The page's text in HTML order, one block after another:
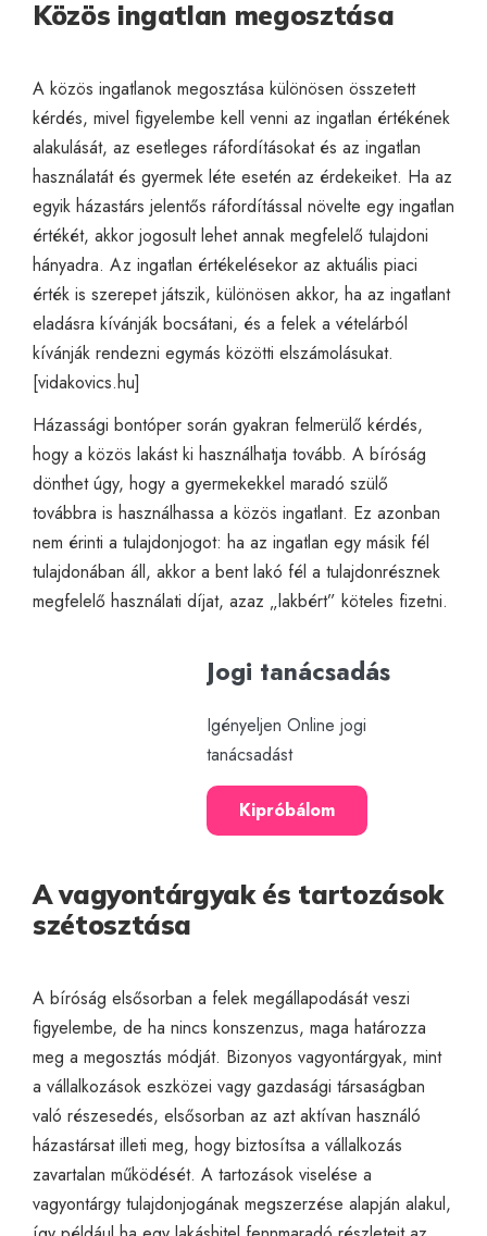
Közös ingatlan megosztása
A közös ingatlanok megosztása különösen összetett
kérdés, mivel figyelembe kell venni az ingatlan értékének
alakulását, az esetleges ráfordításokat és az ingatlan
használatát és gyermek léte esetén az érdekeiket. Ha az
egyik házastárs jelentős ráfordítással növelte egy ingatlan
értékét, akkor jogosult lehet annak megfelelő tulajdoni
hányadra. Az ingatlan értékelésekor az aktuális piaci
érték is szerepet játszik, különösen akkor, ha az ingatlant
eladásra kívánják bocsátani, és a felek a vételárból
kívánják rendezni egymás közötti elszámolásukat.
[vidakovics.hu]
Házassági bontóper során gyakran felmerülő kérdés,
hogy a közös lakást ki használhatja tovább. A bíróság
dönthet úgy, hogy a gyermekekkel maradó szülő
továbbra is használhassa a közös ingatlant. Ez azonban
nem érinti a tulajdonjogot: ha az ingatlan egy másik fél
tulajdonában áll, akkor a bent lakó fél a tulajdonrésznek
megfelelő használati díjat, azaz „lakbért” köteles fizetni.
Jogi tanácsadás
Igényeljen Online jogi
tanácsadást
Kipróbálom
A vagyontárgyak és tartozások
szétosztása
A bíróság elsősorban a felek megállapodását veszi
figyelembe, de ha nincs konszenzus, maga határozza
meg a megosztás módját. Bizonyos vagyontárgyak, mint
a vállalkozások eszközei vagy gazdasági társaságban
való részesedés, elsősorban az azt aktívan használó
házastársat illeti meg, hogy biztosítsa a vállalkozás
zavartalan működését. A tartozások viselése a
vagyontárgy tulajdonjogának megszerzése alapján alakul,